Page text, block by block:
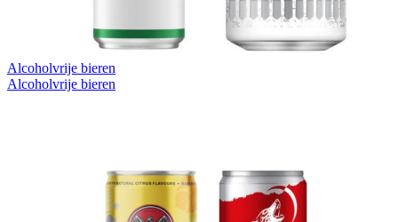
Alcoholvrije bieren
Alcoholvrije bieren